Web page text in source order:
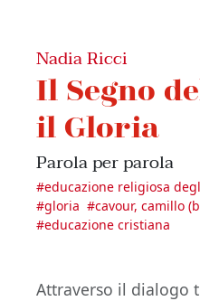
Nadia Ricci
Il Segno
il Gloria
Parola per parola
#educazione religiosa
#gloria #cavour, camillo
#educazione cristiana
Attraverso il dialogo